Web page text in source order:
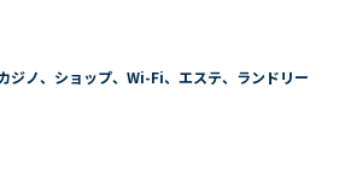
ジノ、ショップ、Wi-Fi、エステ、ランドリー